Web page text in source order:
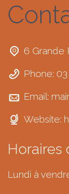
6 Grande
Phone:
Email:
Website:
Horaires
Lundi à